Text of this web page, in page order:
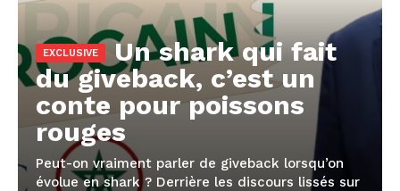
Un shark qui fait
du giveback, c’est un
conte pour poissons
rouges
Peut-on vraiment parler de giveback lorsqu’on
évolue en shark ? Derrière les discours lissés sur